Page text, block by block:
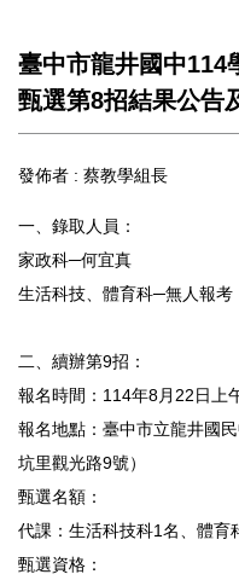
臺中市龍井國中114
甄選第8招結果公告
發佈者 : 蔡教學組長
一、錄取人員：
家政科─何宜真
生活科技、體育科─無人報考
二、續辦第9招：
報名時間：114年8月22日上
報名地點：臺中市立龍井國
坑里觀光路9號）
甄選名額：
代課：生活科技科1名、體育
甄選資格：